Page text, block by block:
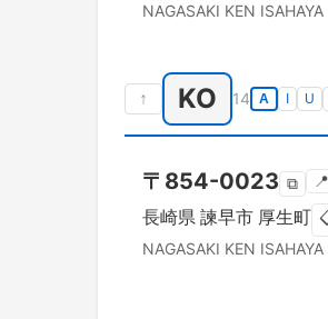
NAGASAKI KEN ISAHAYA
↑ KO 14 A U
〒 854-0023 ⧉ 📍
長崎県 諫早市 厚生町
NAGASAKI KEN ISAHAYA